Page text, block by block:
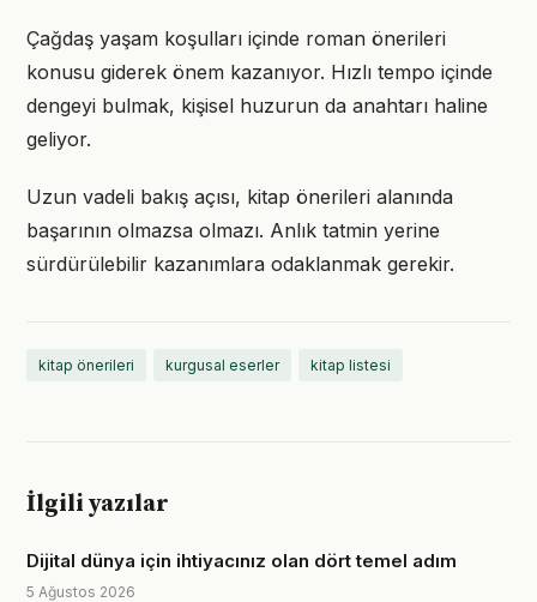
Çağdaş yaşam koşulları içinde roman önerileri
konusu giderek önem kazanıyor. Hızlı tempo içinde
dengeyi bulmak, kişisel huzurun da anahtarı haline
geliyor.
Uzun vadeli bakış açısı, kitap önerileri alanında
başarının olmazsa olmazı. Anlık tatmin yerine
sürdürülebilir kazanımlara odaklanmak gerekir.
kitap önerileri kurgusal eserler kitap listesi
İlgili yazılar
Dijital dünya için ihtiyacınız olan dört temel adım
5 Ağustos 2026